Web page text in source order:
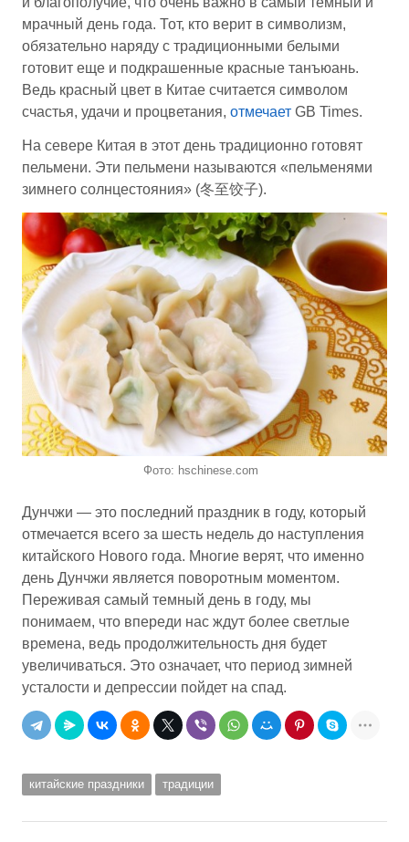
мрачный день года. Тот, кто верит в символизм,
обязательно наряду с традиционными белыми
готовит еще и подкрашенные красные танъюань.
Ведь красный цвет в Китае считается символом
счастья, удачи и процветания, отмечает GB Times.
На севере Китая в этот день традиционно готовят
пельмени. Эти пельмени называются «пельменями
зимнего солнцестояния» (冬至饺子).
Фото: hschinese.com
Дунчжи — это последний праздник в году, который
отмечается всего за шесть недель до наступления
китайского Нового года. Многие верят, что именно
день Дунчжи является поворотным моментом.
Переживая самый темный день в году, мы
понимаем, что впереди нас ждут более светлые
времена, ведь продолжительность дня будет
увеличиваться. Это означает, что период зимней
усталости и депрессии пойдет на спад.
китайские праздники традиции